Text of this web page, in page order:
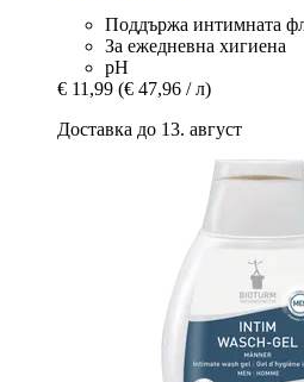
Поддържа интимната
За ежедневна хигиена
рН
€ 11,99 (€ 47,96 / л)
Доставка до 13. август